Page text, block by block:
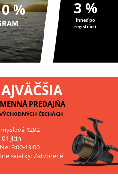
% 3 %
ihneď po
registrácii
PREDAJŇA
ČECHÁCH
1292
01 Jičín
8:00-19:00
sviatky: Zatvorené